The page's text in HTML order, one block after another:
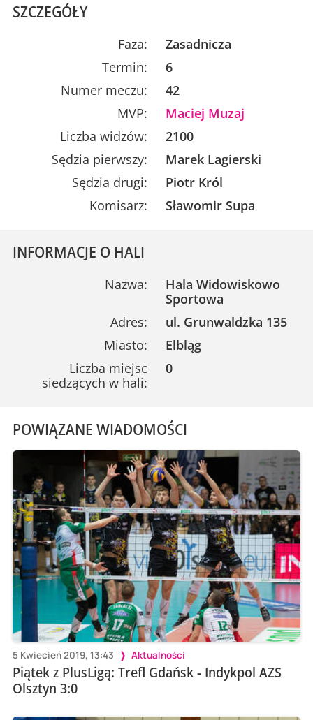
SZCZEGÓŁY
Faza:
Zasadnicza
Termin:
6
Numer meczu:
42
MVP:
Maciej Muzaj
Liczba widzów:
2100
Sędzia pierwszy:
Marek Lagierski
Sędzia drugi:
Piotr Król
Komisarz:
Sławomir Supa
INFORMACJE O HALI
Nazwa:
Hala Widowiskowo
Sportowa
Adres:
ul. Grunwaldzka 135
Miasto:
Elbląg
Liczba miejsc
siedzących w hali:
0
POWIĄZANE WIADOMOŚCI
5 Kwiecień 2019, 13:43 Aktualności
Piątek z PlusLigą: Trefl Gdańsk - Indykpol AZS
Olsztyn 3:0